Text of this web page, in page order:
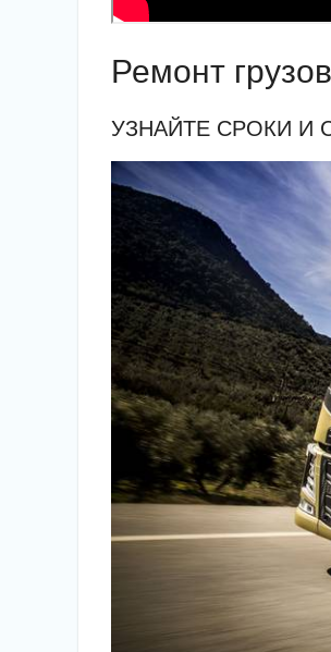
Ремонт
УЗНАЙТЕ СРОКИ И